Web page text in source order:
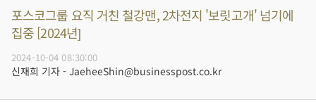
포스코그룹 요직 거친 철강맨, 2차전지 '보릿고개' 넘기에
집중 [2024년]
2024-10-04 08:30:00
신재희 기자 - JaeheeShin@businesspost.co.kr